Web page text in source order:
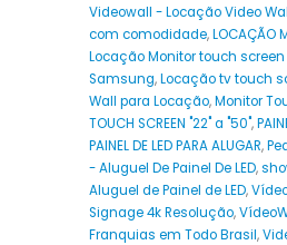
Videowall - Locação Video
com comodidade,LOCAÇÃO
Locação Monitor touch
Samsung,Locação tv touch
Wall para Locação,Monitor
TOUCH SCREEN "22" a "50",
PAINEL DE LED PARA ALUGAR,
- Aluguel De Painel De LED,
Aluguel de Painel de LED,
Signage 4k Resolução,
Franquias em Todo Brasil,